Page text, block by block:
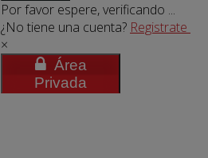
Por favor espere, verificando ...
¿No tiene una cuenta? Registrate
×
Área
Privada